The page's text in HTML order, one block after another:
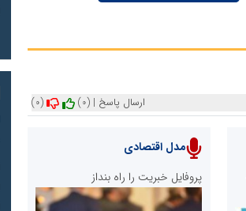
(0)
(0) ارسال پاسخ |
مدل اقتصادی
پروفایل خبریت را راه بنداز